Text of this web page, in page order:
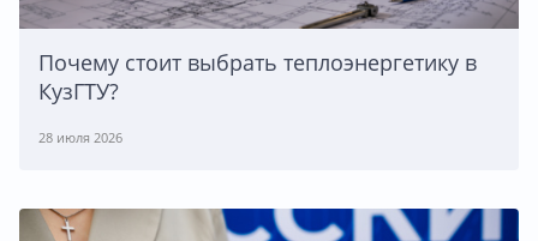
Почему стоит выбрать теплоэнергетику в
КузГТУ?
28 июля 2026